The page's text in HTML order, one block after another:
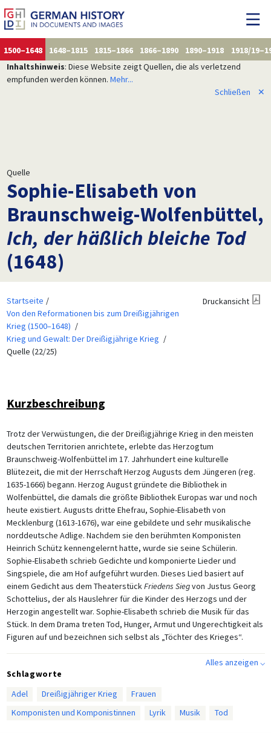
1500–1648 1648–1815 1815–1866 1866–1890 1890–1918
1918/
Inhaltshinweis: Diese Website zeigt Quellen, die als verletzend
empfunden werden können. Mehr...
Schließen
✕
Quelle
Sophie-Elisabeth von
Braunschweig-Wolfenbüttel,
Ich, der häßlich bleiche Tod
(1648)
Startseite
Von den Reformationen bis zum Dreißigjährigen
Krieg (1500–1648)
Krieg und Gewalt: Der Dreißigjährige Krieg
Quelle (22/25)
Druckansicht
Kurzbeschreibung
Trotz der Verwüstungen, die der Dreißigjährige Krieg in den meisten
deutschen Territorien anrichtete, erlebte das Herzogtum
Braunschweig-Wolfenbüttel im 17. Jahrhundert eine kulturelle
Blütezeit, die mit der Herrschaft Herzog Augusts dem Jüngeren (reg.
1635-1666) begann. Herzog August gründete die Bibliothek in
Wolfenbüttel, die damals die größte Bibliothek Europas war und noch
heute existiert. Augusts dritte Ehefrau, Sophie-Elisabeth von
Mecklenburg (1613-1676), war eine gebildete und sehr musikalische
norddeutsche Adlige. Nachdem sie den berühmten Komponisten
Heinrich Schütz kennengelernt hatte, wurde sie seine Schülerin.
Sophie-Elisabeth schrieb Gedichte und komponierte Lieder und
Singspiele, die am Hof aufgeführt wurden. Dieses Lied basiert auf
einem Gedicht aus dem TheaterstückFriedens Siegvon Justus Georg
Schottelius, der als Hauslehrer für die Kinder des Herzogs und der
Herzogin angestellt war. Sophie-Elisabeth schrieb die Musik für das
Stück. In dem Drama treten Tod, Hunger, Armut und Ungerechtigkeit als
Figuren auf und bezeichnen sich selbst als „Töchter des Krieges“.
Alles anzeigen ⌵
Schlagworte
Adel
Dreißigjähriger Krieg
Frauen
Komponisten und Komponistinnen
Lyrik Musik Tod